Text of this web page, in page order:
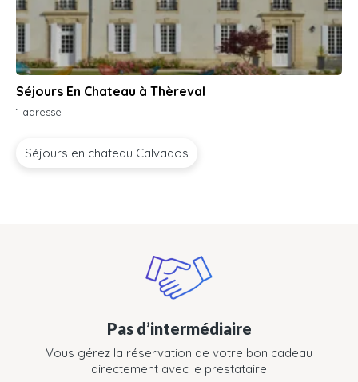
Séjours En Chateau à Thèreval
1 adresse
Séjours en chateau Calvados
Pas d’intermédiaire
Vous gérez la réservation de votre bon cadeau
directement avec le prestataire